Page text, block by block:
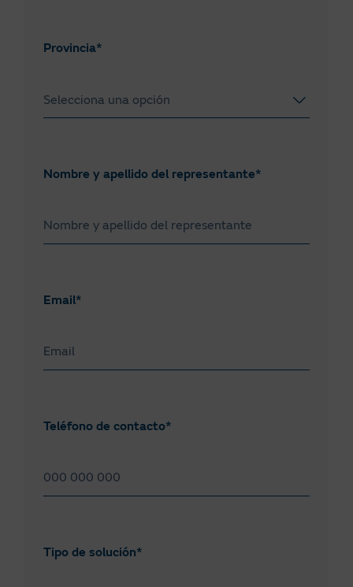
Provincia*
Selecciona una opción
Alicante
Asturias
Badajoz
Barcelona
Cáceres
Cantabria
Ciudad Real
Nombre y apellido del representante*
Email*
Teléfono de contacto*
Tipo de solución*